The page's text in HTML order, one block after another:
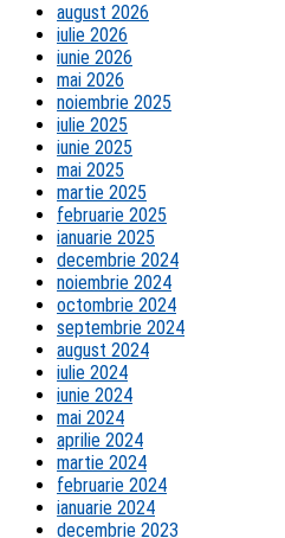
august 2026
iulie 2026
iunie 2026
mai 2026
noiembrie 2025
iulie 2025
iunie 2025
mai 2025
martie 2025
februarie 2025
ianuarie 2025
decembrie 2024
noiembrie 2024
octombrie 2024
septembrie 2024
august 2024
iulie 2024
iunie 2024
mai 2024
aprilie 2024
martie 2024
februarie 2024
ianuarie 2024
decembrie 2023